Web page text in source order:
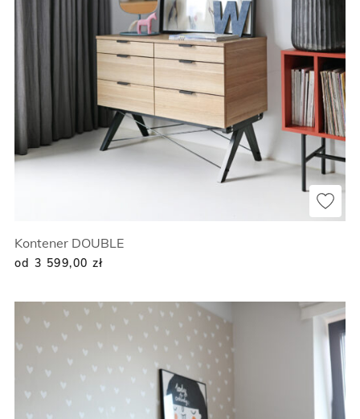
Kontener DOUBLE
od 3 599,00 zł